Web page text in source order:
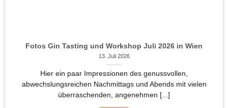
Fotos Gin Tasting und Workshop Juli 2026 in Wien
13. Juli 2026
Hier ein paar Impressionen des genussvollen,
abwechslungsreichen Nachmittags und Abends mit vielen
überraschenden, angenehmen [...]